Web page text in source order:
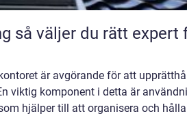
är avgörande för att
viktig komponent i detta är
hjälper till att organisera och hålla